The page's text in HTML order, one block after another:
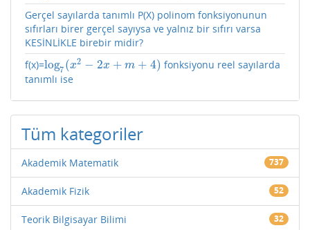
Gerçel sayılarda tanımlı P(X) polinom fonksiyonunun
sıfırları birer gerçel sayıysa ve yalnız bir sıfırı varsa
KESİNLİKLE birebir midir?
f(x)=log7 (x2 − 2x + m + 4)
log7(x2− 2x +m+ 4)
fonksiyonu reel sayılarda
tanımlı ise
Tüm kategoriler
Akademik Matematik 737
Akademik Fizik 52
Teorik Bilgisayar Bilimi 32